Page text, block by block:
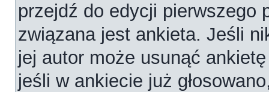
przejdź do edycji pierwszego
związana jest ankieta. Jeśli
jej autor może usunąć
jeśli w ankiecie już